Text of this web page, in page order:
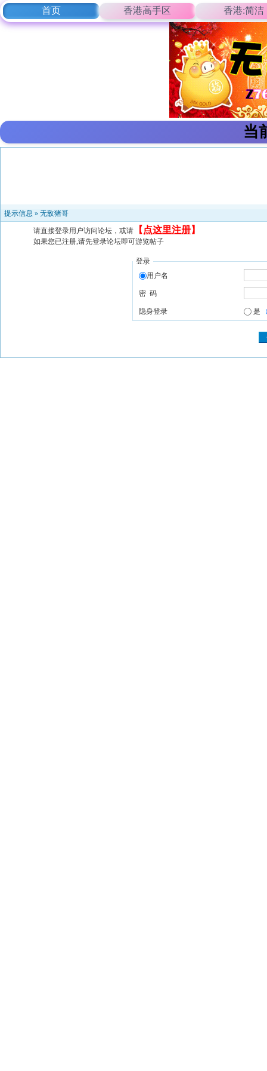
首页 香港高手区 香港:简洁
当
提示信息 » 无敌猪哥
请直接登录用户访问论坛，或请 【 点这里注册】
如果您已注册,请先登录论坛即可游览帖子
登录
用户名
密 码
隐身登录 是